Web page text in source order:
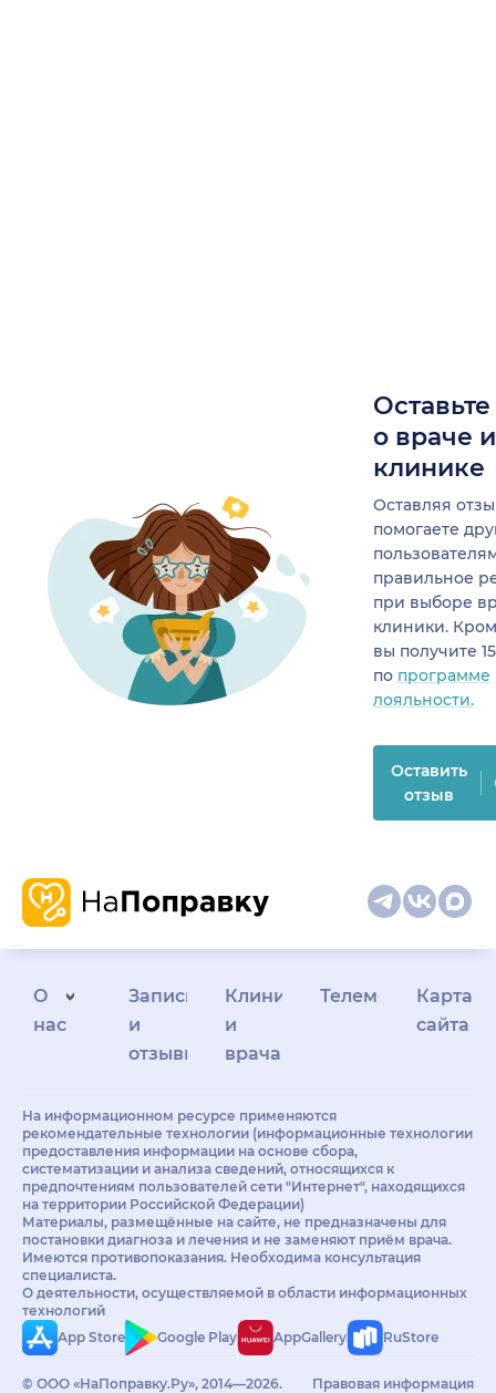
о враче
клинике
Оставляя
помогаете
правильное
при выборе
клиники.
вы получите
по программе
лояльности.
Оставить
отзыв
О
нас
Запись
и
отзывы
Клиникам
и
врачам
Телемедицина
Карта
сайта
На информационном ресурсе применяются
рекомендательные технологии (информационные технологии
предоставления информации на основе сбора,
систематизации и анализа сведений, относящихся к
предпочтениям пользователей сети "Интернет", находящихся
на территории Российской Федерации)
Материалы, размещённые на сайте, не предназначены для
постановки диагноза и лечения и не заменяют приём врача.
Имеются противопоказания. Необходима консультация
специалиста.
О деятельности, осуществляемой в области информационных
технологий
App Store
Google Play AppGallery RuStore
© ООО «НаПоправку.Ру», 2014—2026. Правовая информация